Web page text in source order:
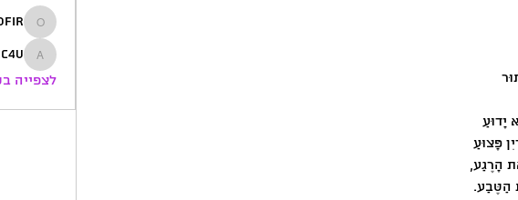
הָרֶגַע,
הַטֶּבַע.
ofir
artic4u
לצפייה